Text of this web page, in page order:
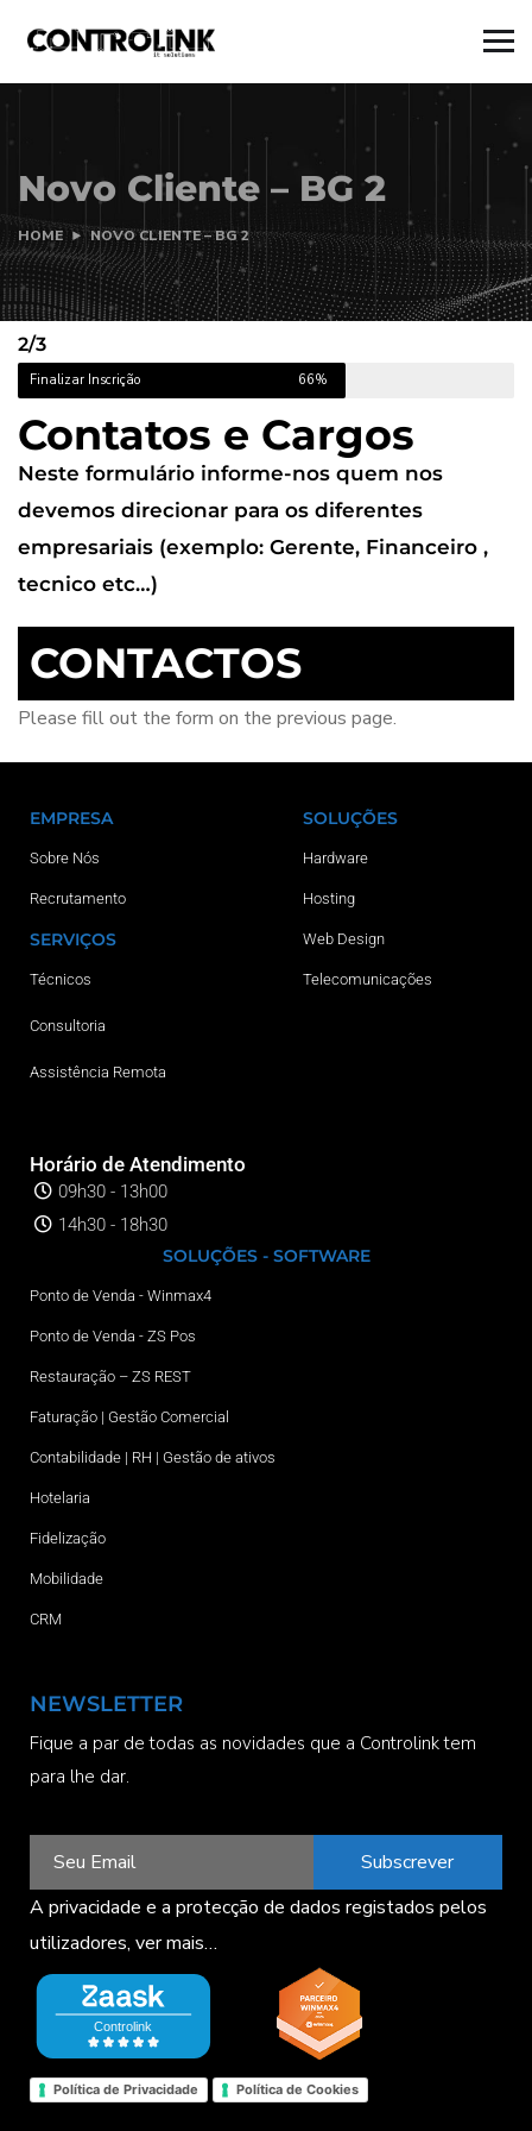
Novo Cliente – BG 2
HOME NOVO CLIENTE – BG 2
2/3
Finalizar Inscrição 66%
Contatos e Cargos
Neste formulário informe-nos quem nos
devemos direcionar para os diferentes
empresariais (exemplo: Gerente, Financeiro ,
tecnico etc…)
CONTACTOS
Please fill out the form on the previous page.
EMPRESA
Sobre Nós
Recrutamento
SERVIÇOS
Técnicos
Consultoria
Assistência Remota
Horário de Atendimento
09h30 - 13h00
14h30 - 18h30
SOLUÇÕES
Hardware
Hosting
Web Design
Telecomunicações
SOLUÇÕES - SOFTWARE
Ponto de Venda - Winmax4
Ponto de Venda - ZS Pos
Restauração – ZS REST
Faturação | Gestão Comercial
Contabilidade | RH | Gestão de ativos
Hotelaria
Fidelização
Mobilidade
CRM
NEWSLETTER
Fique a par de todas as novidades que a Controlink tem
para lhe dar.
Subscrever
A privacidade e a protecção de dados registados pelos
utilizadores, ver mais…
Política de Privacidade Política de Cookies